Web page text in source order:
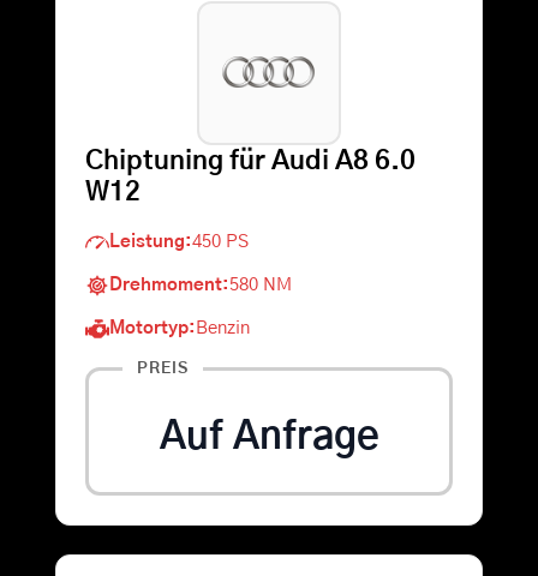
Warenkorb
Chiptuning für Audi A8 6.0
W12
Leistung:450 PS
Drehmoment: 580 NM
Motortyp: Benzin
PREIS
Auf Anfrage